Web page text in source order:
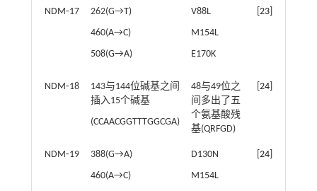
NDM⁃17
262(G→T)
460(A→C)
508(G→A)
V88L
M154L
E170K
23]
NDM⁃18
143与144位碱基之间
插入15个碱基
(CCAACGGTTTGGCGA)
48与49位之
间多出了五
个氨基酸残
基(QRFGD)
24]
NDM⁃19
388(G→A)
460(A→C)
D130N
M154L
24]